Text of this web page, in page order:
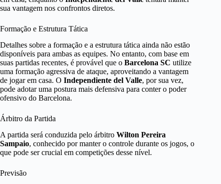
sua vantagem nos confrontos diretos.
Formação e Estrutura Tática
Detalhes sobre a formação e a estrutura tática ainda não estão
disponíveis para ambas as equipes. No entanto, com base em
suas partidas recentes, é provável que o Barcelona SC utilize
uma formação agressiva de ataque, aproveitando a vantagem
de jogar em casa. O Independiente del Valle, por sua vez,
pode adotar uma postura mais defensiva para conter o poder
ofensivo do Barcelona.
Árbitro da Partida
A partida será conduzida pelo árbitro Wilton Pereira
Sampaio, conhecido por manter o controle durante os jogos, o
que pode ser crucial em competições desse nível.
Previsão